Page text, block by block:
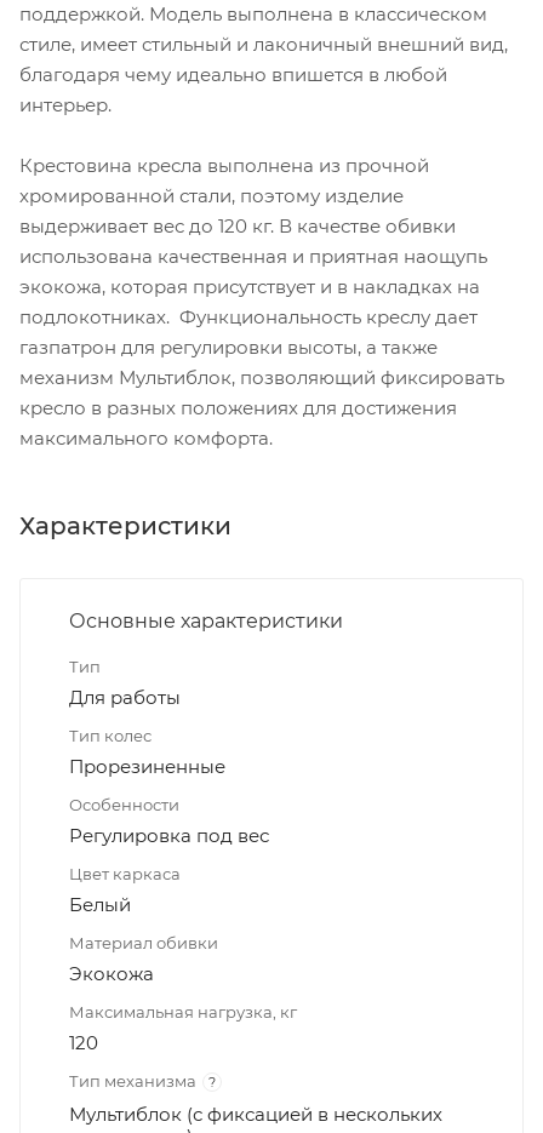
поддержкой. Модель выполнена в классическом
стиле, имеет стильный и лаконичный внешний вид,
благодаря чему идеально впишется в любой
интерьер.
Крестовина кресла выполнена из прочной
хромированной стали, поэтому изделие
выдерживает вес до 120 кг. В качестве обивки
использована качественная и приятная наощупь
экокожа, которая присутствует и в накладках на
подлокотниках. Функциональность креслу дает
газпатрон для регулировки высоты, а также
механизм Мультиблок, позволяющий фиксировать
кресло в разных положениях для достижения
максимального комфорта.
Характеристики
Основные характеристики
Тип
Для работы
Тип колес
Прорезиненные
Особенности
Регулировка под вес
Цвет каркаса
Белый
Материал обивки
Экокожа
Максимальная нагрузка, кг
120
Тип механизма ?
Мультиблок (с фиксацией в нескольких